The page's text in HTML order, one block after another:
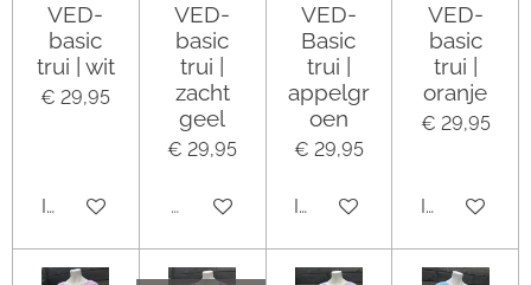
VED-
basic
trui | wit
€ 29,95
In winkelwagen
VED-
basic
trui |
zacht
geel
€ 29,95
Uitverkocht
VED-
Basic
trui |
appelgr
oen
€ 29,95
In winkelwagen
VED-
basic
trui |
oranje
€ 29,95
In